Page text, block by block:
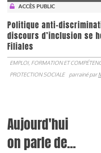
ACCÈS PUBLIC
Politique anti-
discours d’inclusion se
Filiales
EMPLOI, FORMATION ET
PROTECTION SOCIALE
parrainé par
Aujourd'hui
on parle de...